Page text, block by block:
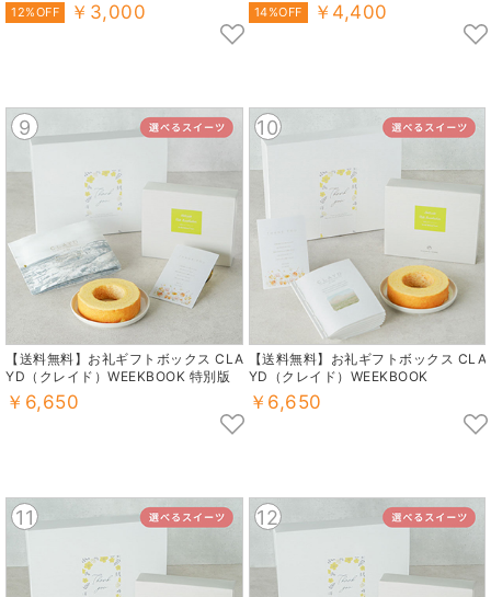
12%OFF ￥3,000 14%OFF ￥4,400
9
【送料無料】お礼ギフトボックス CLA
YD（クレイド）WEEKBOOK 特別版
￥6,650
10
【送料無料】お礼ギフトボックス CLA
YD（クレイド）WEEKBOOK
￥6,650
11 12